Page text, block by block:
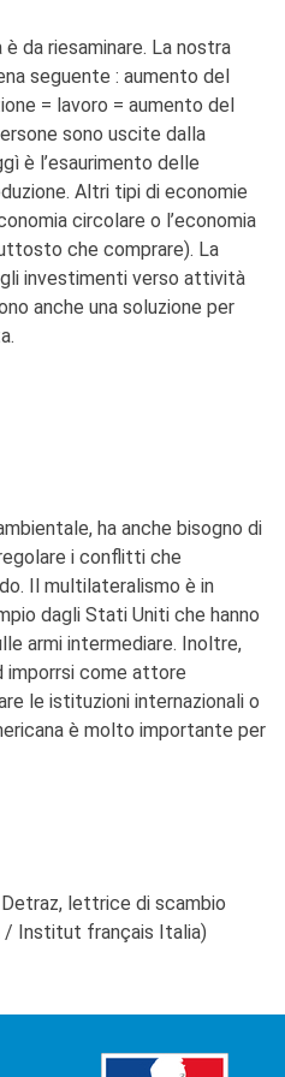
da riesaminare. La nostra
seguente : aumento del
= lavoro = aumento del
sono uscite dalla
è l’esaurimento delle
Altri tipi di economie
circolare o l’economia
che comprare). La
investimenti verso attività
anche una soluzione per
ha anche bisogno di
i conflitti che
Il multilateralismo è in
dagli Stati Uniti che hanno
armi intermediare. Inoltre,
imporrsi come attore
le istituzioni internazionali o
è molto importante per
Detraz, lettrice di scambio
/ Institut français Italia)